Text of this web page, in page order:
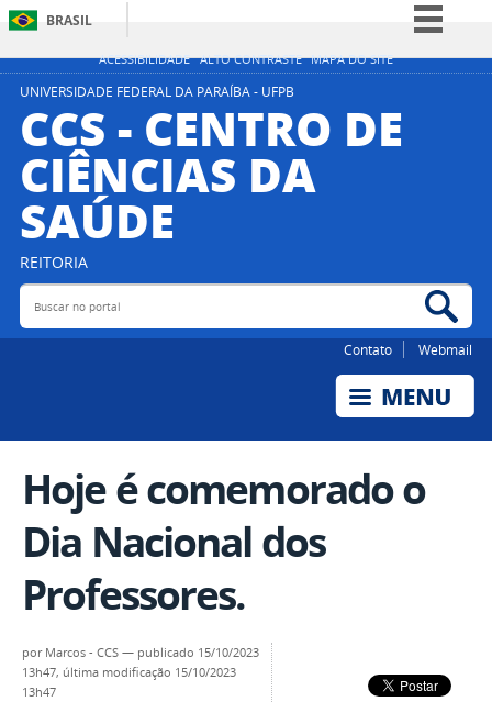
ACESSIBILIDADE ALTO CONTRASTE MAPA DO SITE
BRASIL
Simplifique!
Participe
Acesso à informação
Legislação
UNIVERSIDADE FEDERAL DA PARAÍBA - UFPB
CCS - CENTRO DE
CIÊNCIAS DA
SAÚDE
REITORIA
Buscar no portal
Contato Webmail
Hoje é comemorado o
Dia Nacional dos
Professores.
por Marcos - CCS — publicado 15/10/2023
13h47, última modificação 15/10/2023
13h47